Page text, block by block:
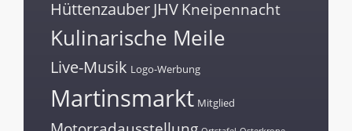
HüttenzauberJHVKneipennacht
Kulinarische Meile
Live-Musik Logo-Werbung
Martinsmarkt Mitglied